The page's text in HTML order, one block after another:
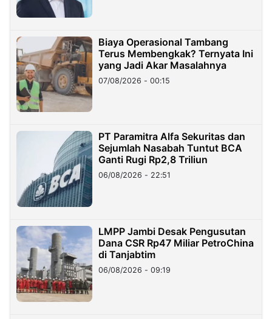
Biaya Operasional Tambang
Terus Membengkak? Ternyata Ini
yang Jadi Akar Masalahnya
07/08/2026 - 00:15
PT Paramitra Alfa Sekuritas dan
Sejumlah Nasabah Tuntut BCA
Ganti Rugi Rp2,8 Triliun
06/08/2026 - 22:51
LMPP Jambi Desak Pengusutan
Dana CSR Rp47 Miliar PetroChina
di Tanjabtim
06/08/2026 - 09:19